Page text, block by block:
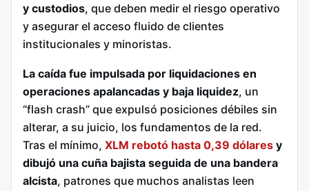
y custodios, que deben medir el riesgo operativo
y asegurar el acceso fluido de clientes
institucionales y minoristas.
La caída fue impulsada por liquidaciones en
operaciones apalancadas y baja liquidez, un
“flash crash” que expulsó posiciones débiles sin
alterar, a su juicio, los fundamentos de la red.
Tras el mínimo, XLM rebotó hasta 0,39 dólares y
dibujó una cuña bajista seguida de una bandera
alcista, patrones que muchos analistas leen